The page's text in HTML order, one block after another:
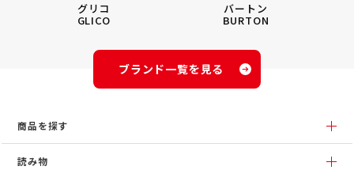
グリコ
GLICO
バートン
BURTON
ブランド一覧を見る
商品を探す
読み物